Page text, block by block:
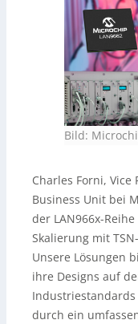
Bild:
Charles Forni,
Business Unit bei
der LAN966x-
Skalierung mit
Unsere Lösungen
ihre Designs auf
durch ein